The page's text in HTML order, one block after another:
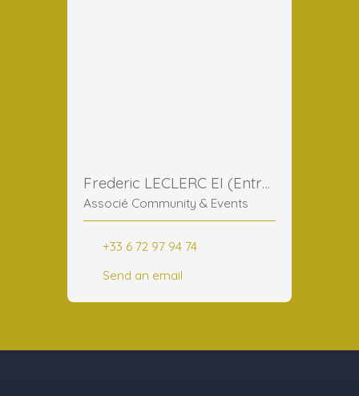
Frederic LECLERC EI (Entreprise Individuelle)
Associé Community & Events
+33 6 72 97 94 74
Send an email